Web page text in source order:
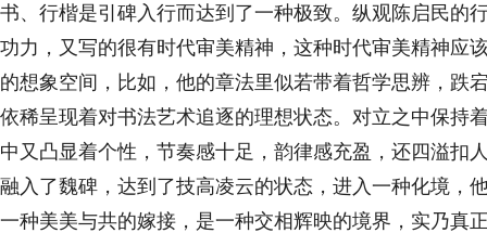
书、行楷是引碑入行而达到了一种极致。纵观陈启民的
功力，又写的很有时代审美精神，这种时代审美精神应
的想象空间，比如，他的章法里似若带着哲学思辨，跌
依稀呈现着对书法艺术追逐的理想状态。对立之中保持
中又凸显着个性，节奏感十足，韵律感充盈，还四溢扣
融入了魏碑，达到了技高凌云的状态，进入一种化境，
一种美美与共的嫁接，是一种交相辉映的境界，实乃真